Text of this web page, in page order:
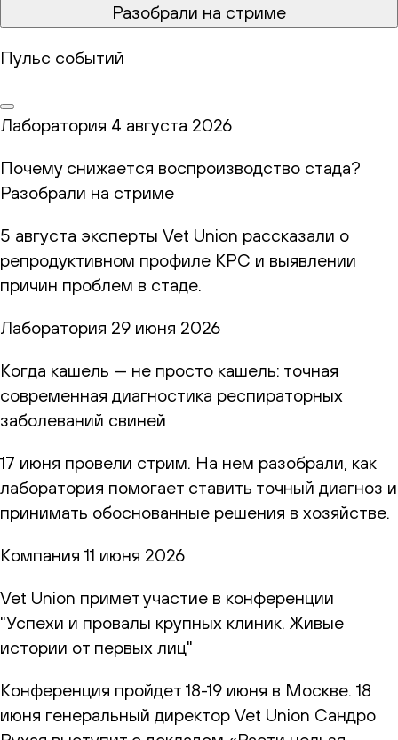
Разобрали на стриме
Пульс событий
Лаборатория 4 августа 2026
Почему снижается воспроизводство стада?
Разобрали на стриме
5 августа эксперты Vet Union рассказали о
репродуктивном профиле КРС и выявлении
причин проблем в стаде.
Лаборатория 29 июня 2026
Когда кашель — не просто кашель: точная
современная диагностика респираторных
заболеваний свиней
17 июня провели стрим. На нем разобрали, как
лаборатория помогает ставить точный диагноз и
принимать обоснованные решения в хозяйстве.
Компания 11 июня 2026
Vet Union примет участие в конференции
"Успехи и провалы крупных клиник. Живые
истории от первых лиц"
Конференция пройдет 18-19 июня в Москве. 18
июня генеральный директор Vet Union Сандро